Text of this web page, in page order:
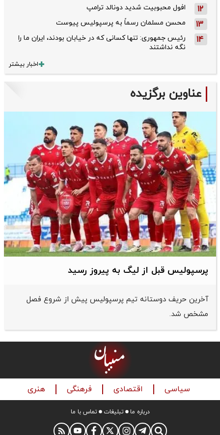
12 افول محبوبیت شدید دونالد ترامپ
13 محسن مسلمان رسماً به پرسپولیس پیوست
14
رئیس جمهوری: تنها کسانی که در خیابان بودند، ایران ما را
نگه نداشتند
اخبار بیشتر
عناوین برگزیده
پرسپولیس قبل از لیگ به پیروز رسید
آخرین حریف دوستانه تیم پرسپولیس پیش از شروع فصل
مشخص شد.
سیاسی اقتصادی فرهنگی هنری
درباره ما تبلیغات تماس با ما